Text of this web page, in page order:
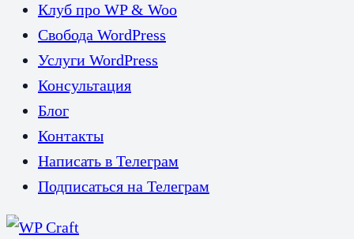
Клуб про WP & Woo
Свобода WordPress
Услуги WordPress
Консультация
Блог
Контакты
Написать в Телеграм
Подписаться на Телеграм